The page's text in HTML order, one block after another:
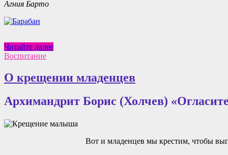
Агния Барто
Стихи
Агнии
Цикл
«Игрушки»
Читайте далее
Воспитание
О крещении младенцев
Архимандрит Борис (Холчев)
Вот и младенцев мы крестим, чтобы